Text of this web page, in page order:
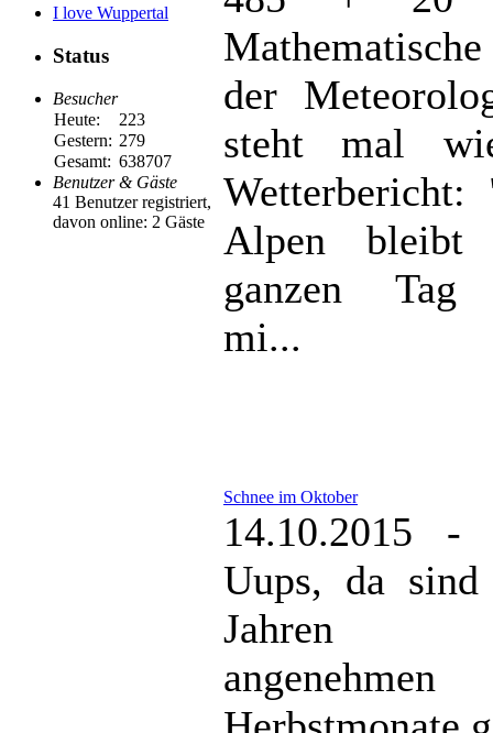
I love Wuppertal
Status
Besucher
Heute:
223
Gestern: 279
Gesamt: 638707
Benutzer & Gäste
41 Benutzer registriert,
davon online: 2 Gäste
der
steht mal
Alpen bleibt
ganzen Tag
mi...
Schnee im Oktober
14.10.2015 -
Uups, da
Jahren
angenehmen